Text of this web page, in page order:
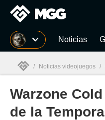
MGG Noticias
MGG
/ Noticias videojuegos /
Warzone
de la